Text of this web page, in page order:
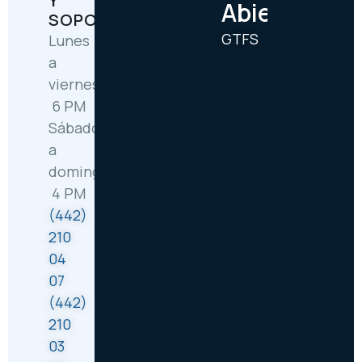
SOPORTE
Lunes
a
viernes: 6:30 AM –
6 PM
Sábado
a
domingo: 8 AM –
4 PM
(442)
210
04
07
(442)
210
03
Abiertos
GTFS